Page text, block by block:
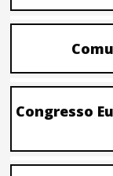
Congresso